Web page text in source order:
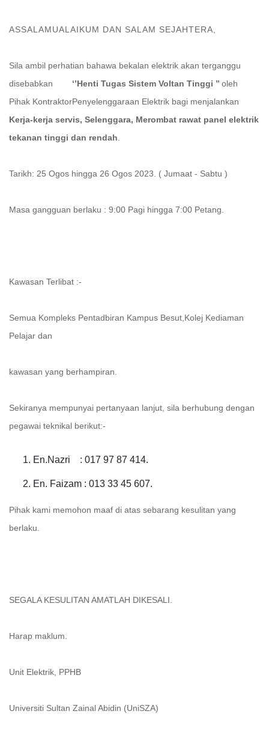
ASSALAMUALAIKUM DAN SALAM SEJAHTERA,
Sila ambil perhatian bahawa bekalan elektrik akan terganggu
disebabkan ‘’Henti Tugas Sistem Voltan Tinggi ’’ oleh
Pihak KontraktorPenyelenggaraan Elektrik bagi menjalankan
Kerja-kerja servis, Selenggara, Merombat rawat panel elektrik
tekanan tinggi dan rendah
Tarikh: 25 Ogos hingga 26 Ogos 2023. ( Jumaat - Sabtu )
Masa gangguan berlaku : 9:00 Pagi hingga 7:00 Petang.
Kawasan Terlibat :-
Semua Kompleks Pentadbiran Kampus Besut,Kolej Kediaman
Pelajar dan
kawasan yang berhampiran.
Sekiranya mempunyai pertanyaan lanjut, sila berhubung dengan
pegawai teknikal berikut:-
En.Nazri : 017 97 87 414.
En. Faizam : 013 33 45 607.
Pihak kami memohon maaf di atas sebarang kesulitan yang
berlaku.
SEGALA KESULITAN AMATLAH DIKESALI.
Harap maklum.
Unit Elektrik, PPHB
Universiti Sultan Zainal Abidin (UniSZA)